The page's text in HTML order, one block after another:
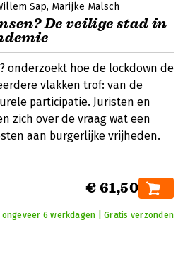
Sap Marijke Malsch
De veilige stad in
onderzoekt hoe de lockdown de
vlakken trof: van de
participatie. Juristen en
zich over de vraag wat een
aan burgerlijke vrijheden.
€ 61,50
ongeveer 6 werkdagen | Gratis verzonden